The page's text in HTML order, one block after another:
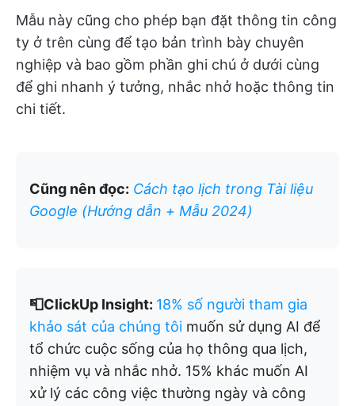
Mẫu này cũng cho phép bạn đặt thông tin công
ty ở trên cùng để tạo bản trình bày chuyên
nghiệp và bao gồm phần ghi chú ở dưới cùng
để ghi nhanh ý tưởng, nhắc nhở hoặc thông tin
chi tiết.
Cũng nên đọc: Cách tạo lịch trong Tài liệu
Google (Hướng dẫn + Mẫu 2024)
📮ClickUp Insight: 18% số người tham gia
khảo sát của chúng tôi muốn sử dụng AI để
tổ chức cuộc sống của họ thông qua lịch,
nhiệm vụ và nhắc nhở. 15% khác muốn AI
xử lý các công việc thường ngày và công